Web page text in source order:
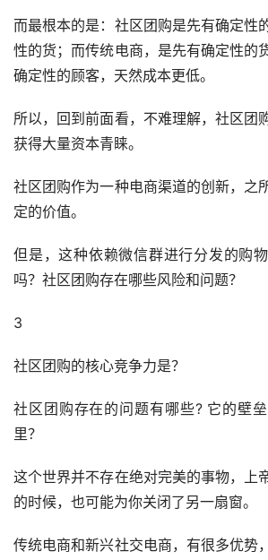
而最根本的是：社区团购是先有确定性
性的货；而传统电商，是先有确定性的
确定性的顾客，天然成本更低。
所以，回到前面看，不难理解，社区团
获得大量资本青睐。
社区团购作为一种电商渠道的创新，之
定的价值。
但是，这种依赖微信群进行分发的购
吗？社区团购存在哪些风险和问题？
3
社区团购的核心竞争力是？
社区团购存在的问题有哪些? 它的壁
里？
这个世界并不存在绝对完美的事物，上
的时候，也可能为你关闭了另一扇窗。
传统电商和新兴社交电商，有很多优势